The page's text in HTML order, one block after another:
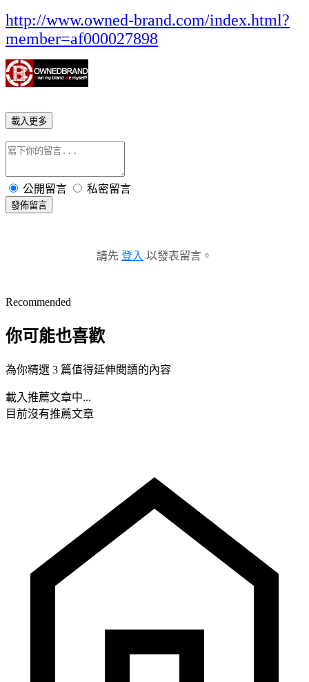
http://www.owned-brand.com/index.html?
member=af000027898
載入更多
公開留言 私密留言
發佈留言
請先 登入 以發表留言。
Recommended
你可能也喜歡
為你精選 3 篇值得延伸閱讀的內容
載入推薦文章中...
目前沒有推薦文章